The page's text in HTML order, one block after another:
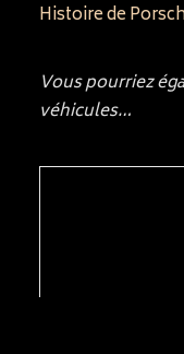
Histoire de
Vous pourriez
véhicules…